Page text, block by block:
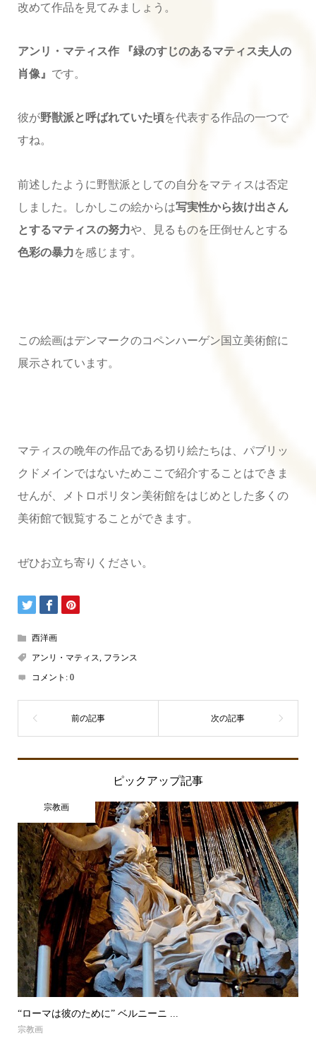
改めて作品を見てみましょう。
アンリ・マティス作 『緑のすじのあるマティス夫人の
肖像』 です。
彼が野獣派と呼ばれていた頃を代表する作品の一つで
すね。
前述したように野獣派としての自分をマティスは否定
しました。しかしこの絵からは写実性から抜け出さん
とするマティスの努力や、見るものを圧倒せんとする
色彩の暴力を感じます。
この絵画はデンマークのコペンハーゲン国立美術館に
展示されています。
マティスの晩年の作品である切り絵たちは、パブリッ
クドメインではないためここで紹介することはできま
せんが、メトロポリタン美術館をはじめとした多くの
美術館で観覧することができます。
ぜひお立ち寄りください。
西洋画
アンリ・マティス, フランス
コメント: 0
ピックアップ記事
宗教画
“ローマは彼のために” ベルニーニ ...
宗教画